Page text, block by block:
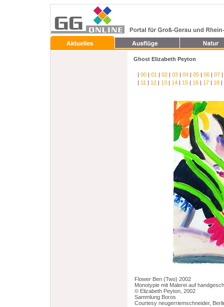
Ghost Elizabeth Peyton
| 00 | 01 | 02 | 03 | 04 | 05 | 06 | 07 |
| 11 | 12 | 13 | 14 | 15 | 16 | 17 | 18 |
Flower Ben (Two) 2002
Monotypie mit Malerei auf
© Elizabeth Peyton, 2002
Sammlung Boros
Courtesy neugerriemschneider,